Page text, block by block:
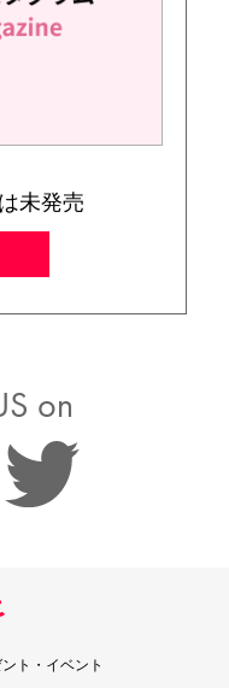
未発売
on
ト・イベント